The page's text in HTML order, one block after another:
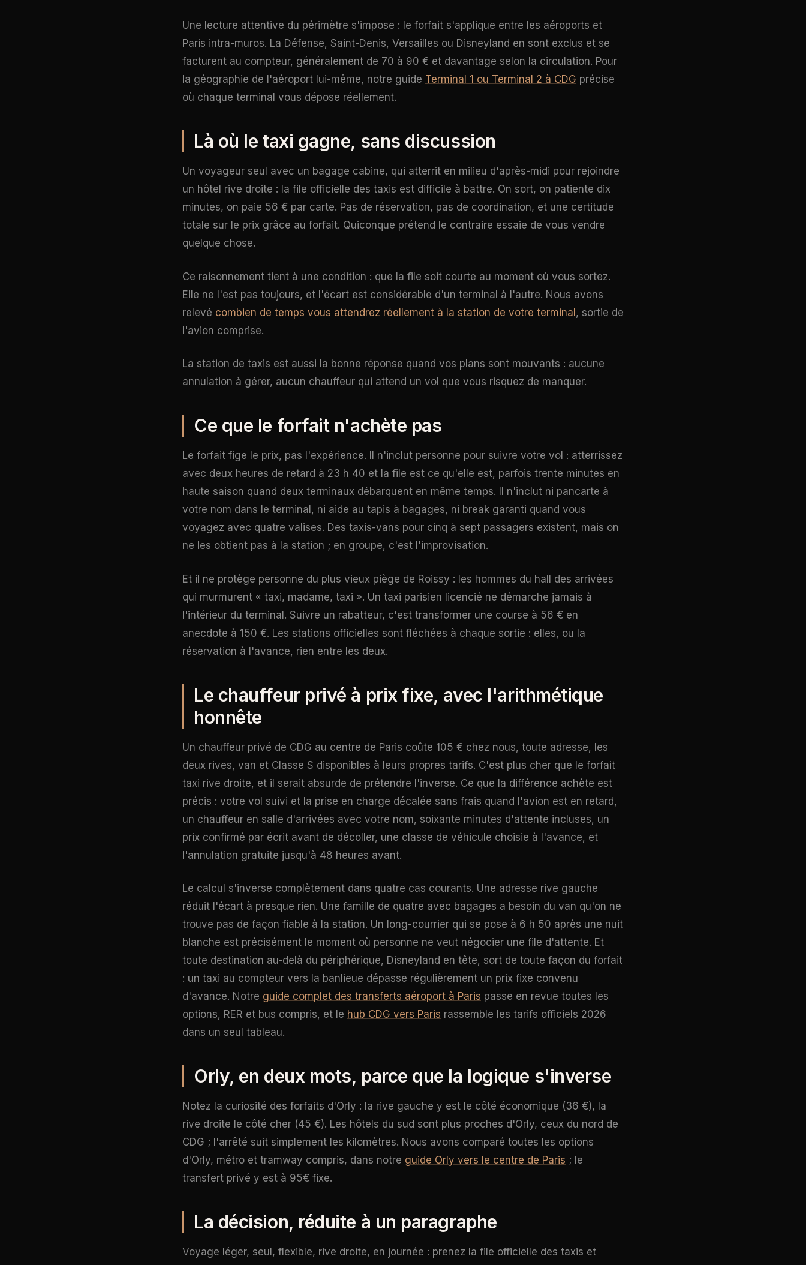
Une lecture attentive du périmètre s'impose : le forfait s'applique entre les aéroports et
Paris intra-muros. La Défense, Saint-Denis, Versailles ou Disneyland en sont exclus et se
facturent au compteur, généralement de 70 à 90 € et davantage selon la circulation. Pour
la géographie de l'aéroport lui-même, notre guide Terminal 1 ou Terminal 2 à CDG précise
où chaque terminal vous dépose réellement.
Là où le taxi gagne, sans discussion
Un voyageur seul avec un bagage cabine, qui atterrit en milieu d'après-midi pour rejoindre
un hôtel rive droite : la file officielle des taxis est difficile à battre. On sort, on patiente dix
minutes, on paie 56 € par carte. Pas de réservation, pas de coordination, et une certitude
totale sur le prix grâce au forfait. Quiconque prétend le contraire essaie de vous vendre
quelque chose.
Ce raisonnement tient à une condition : que la file soit courte au moment où vous sortez.
Elle ne l'est pas toujours, et l'écart est considérable d'un terminal à l'autre. Nous avons
relevé combien de temps vous attendrez réellement à la station de votre terminal, sortie de
l'avion comprise.
La station de taxis est aussi la bonne réponse quand vos plans sont mouvants : aucune
annulation à gérer, aucun chauffeur qui attend un vol que vous risquez de manquer.
Ce que le forfait n'achète pas
Le forfait fige le prix, pas l'expérience. Il n'inclut personne pour suivre votre vol : atterrissez
avec deux heures de retard à 23 h 40 et la file est ce qu'elle est, parfois trente minutes en
haute saison quand deux terminaux débarquent en même temps. Il n'inclut ni pancarte à
votre nom dans le terminal, ni aide au tapis à bagages, ni break garanti quand vous
voyagez avec quatre valises. Des taxis-vans pour cinq à sept passagers existent, mais on
ne les obtient pas à la station ; en groupe, c'est l'improvisation.
Et il ne protège personne du plus vieux piège de Roissy : les hommes du hall des arrivées
qui murmurent « taxi, madame, taxi ». Un taxi parisien licencié ne démarche jamais à
l'intérieur du terminal. Suivre un rabatteur, c'est transformer une course à 56 € en
anecdote à 150 €. Les stations officielles sont fléchées à chaque sortie : elles, ou la
réservation à l'avance, rien entre les deux.
Le chauffeur privé à prix fixe, avec l'arithmétique
honnête
Un chauffeur privé de CDG au centre de Paris coûte 105 € chez nous, toute adresse, les
deux rives, van et Classe S disponibles à leurs propres tarifs. C'est plus cher que le forfait
taxi rive droite, et il serait absurde de prétendre l'inverse. Ce que la différence achète est
précis : votre vol suivi et la prise en charge décalée sans frais quand l'avion est en retard,
un chauffeur en salle d'arrivées avec votre nom, soixante minutes d'attente incluses, un
prix confirmé par écrit avant de décoller, une classe de véhicule choisie à l'avance, et
l'annulation gratuite jusqu'à 48 heures avant.
Le calcul s'inverse complètement dans quatre cas courants. Une adresse rive gauche
réduit l'écart à presque rien. Une famille de quatre avec bagages a besoin du van qu'on ne
trouve pas de façon fiable à la station. Un long-courrier qui se pose à 6 h 50 après une nuit
blanche est précisément le moment où personne ne veut négocier une file d'attente. Et
toute destination au-delà du périphérique, Disneyland en tête, sort de toute façon du forfait
: un taxi au compteur vers la banlieue dépasse régulièrement un prix fixe convenu
d'avance. Notre guide complet des transferts aéroport à Paris passe en revue toutes les
options, RER et bus compris, et le hub CDG vers Paris rassemble les tarifs officiels 2026
dans un seul tableau.
Orly, en deux mots, parce que la logique s'inverse
Notez la curiosité des forfaits d'Orly : la rive gauche y est le côté économique (36 €), la
rive droite le côté cher (45 €). Les hôtels du sud sont plus proches d'Orly, ceux du nord de
CDG ; l'arrêté suit simplement les kilomètres. Nous avons comparé toutes les options
d'Orly, métro et tramway compris, dans notre guide Orly vers le centre de Paris ; le
transfert privé y est à 95€ fixe.
La décision, réduite à un paragraphe
Voyage léger, seul, flexible, rive droite, en journée : prenez la file officielle des taxis et